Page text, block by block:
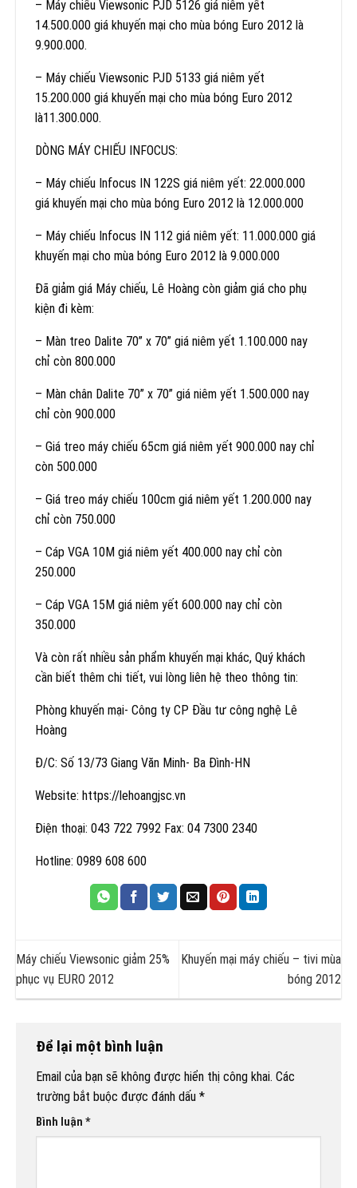
– Máy chiếu Viewsonic PJD 5126 giá niêm yết
14.500.000 giá khuyến mại cho mùa bóng Euro 2012 là
9.900.000.
– Máy chiếu Viewsonic PJD 5133 giá niêm yết
15.200.000 giá khuyến mại cho mùa bóng Euro 2012
là11.300.000.
DÒNG MÁY CHIẾU INFOCUS:
– Máy chiếu Infocus IN 122S giá niêm yết: 22.000.000
giá khuyến mại cho mùa bóng Euro 2012 là 12.000.000
– Máy chiếu Infocus IN 112 giá niêm yết: 11.000.000 giá
khuyến mại cho mùa bóng Euro 2012 là 9.000.000
Đã giảm giá Máy chiếu, Lê Hoàng còn giảm giá cho phụ
kiện đi kèm:
– Màn treo Dalite 70” x 70” giá niêm yết 1.100.000 nay
chỉ còn 800.000
– Màn chân Dalite 70” x 70” giá niêm yết 1.500.000 nay
chỉ còn 900.000
– Giá treo máy chiếu 65cm giá niêm yết 900.000 nay chỉ
còn 500.000
– Giá treo máy chiếu 100cm giá niêm yết 1.200.000 nay
chỉ còn 750.000
– Cáp VGA 10M giá niêm yết 400.000 nay chỉ còn
250.000
– Cáp VGA 15M giá niêm yết 600.000 nay chỉ còn
350.000
Và còn rất nhiều sản phẩm khuyến mại khác, Quý khách
cần biết thêm chi tiết, vui lòng liên hệ theo thông tin:
Phòng khuyến mại- Công ty CP Đầu tư công nghệ Lê
Hoàng
Đ/C: Số 13/73 Giang Văn Minh- Ba Đình-HN
Website: https://lehoangjsc.vn
Điện thoại: 043 722 7992 Fax: 04 7300 2340
Hotline: 0989 608 600
Máy chiếu Viewsonic giảm 25%
phục vụ EURO 2012
Khuyến mại máy chiếu – tivi mùa
bóng 2012
Để lại một bình luận
Email của bạn sẽ không được hiển thị công khai. Các
trường bắt buộc được đánh dấu *
Bình luận *